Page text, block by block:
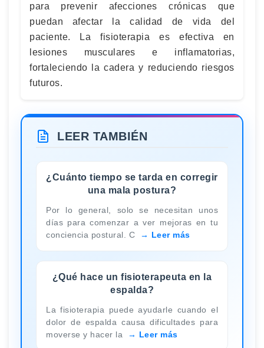
para prevenir afecciones crónicas que
puedan afectar la calidad de vida del
paciente. La fisioterapia es efectiva en
lesiones musculares e inflamatorias,
fortaleciendo la cadera y reduciendo riesgos
futuros.
LEER TAMBIÉN
¿Cuánto tiempo se tarda en corregir
una mala postura?
Por lo general, solo se necesitan unos
días para comenzar a ver mejoras en tu
conciencia postural. C
Leer más
¿Qué hace un fisioterapeuta en la
espalda?
La fisioterapia puede ayudarle cuando el
dolor de espalda causa dificultades para
moverse y hacer la
Leer más